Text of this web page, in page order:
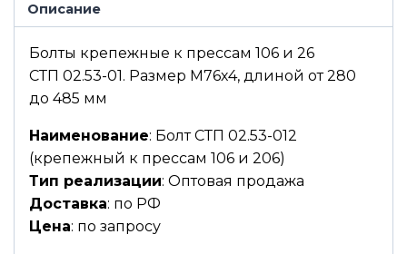
Описание
Болты крепежные к прессам 106 и 26
СТП 02.53-01. Размер М76х4, длиной от 280
до 485 мм
Наименование: Болт СТП 02.53-012
(крепежный к прессам 106 и 206)
Тип реализации: Оптовая продажа
Доставка: по РФ
Цена: по запросу